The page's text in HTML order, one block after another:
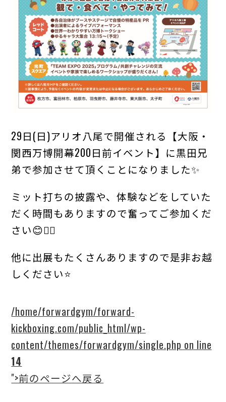
29日(日)アリオ八尾で開催される【大阪・
関西万博開幕200日前イベント】に黒田兄
弟で参加させて頂くことになりました✨
ミット打ちの披露や、体験などをしていた
だく時間もありますので奮ってご参加くだ
さい😊👍🏻
他に出展もたくさんありますので是非お越
しください⭐️
/home/forwardgym/forward-
kickboxing.com/public_html/wp-
content/themes/forwardgym/single.php on line
14
">前のページへ戻る